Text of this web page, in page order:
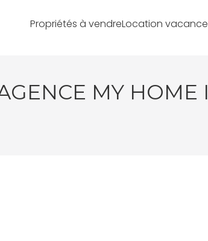
Propriétés à vendreLocation
MY HOME